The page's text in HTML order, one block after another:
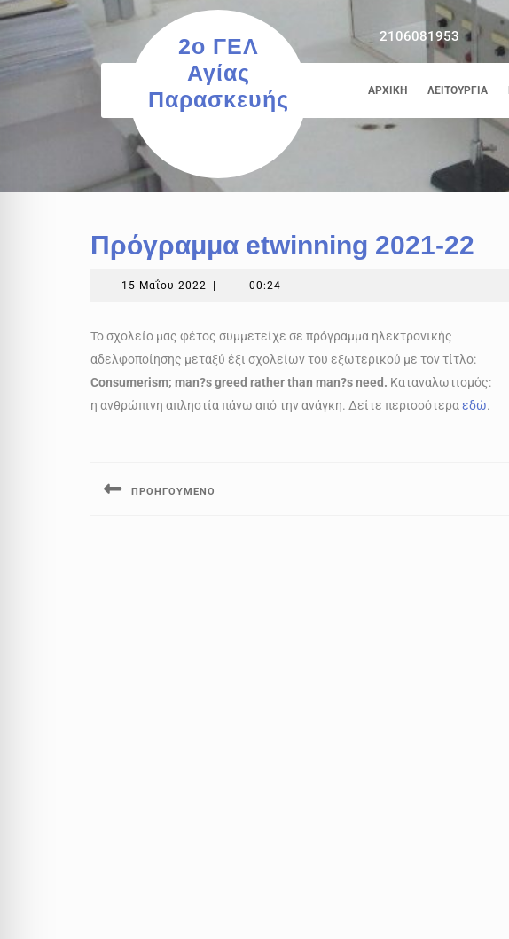
Skip
2106081953
2ο ΓΕΛ
Αγίας
Παρασκευής
ΑΡΧΙΚΉ ΛΕΙΤΟΥΡΓΊΑ
Πρόγραμμα etwinning 2021-22
15 Μαΐου 2022 15
00:24
Το σχολείο μας φέτος συμμετείχε σε πρόγραμμα ηλεκτρονικής
αδελφοποίησης μεταξύ έξι σχολείων του εξωτερικού με τον τίτλο:
Consumerism; man?s greed rather than man?s need. Καταναλωτισμός:
η ανθρώπινη απληστία πάνω από την ανάγκη. Δείτε περισσότερα εδώ.
άρθρων
ΠΡΟΗΓΟΎΜΕΝΟ